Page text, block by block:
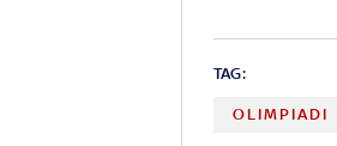
TAG:
OLIMPIADI